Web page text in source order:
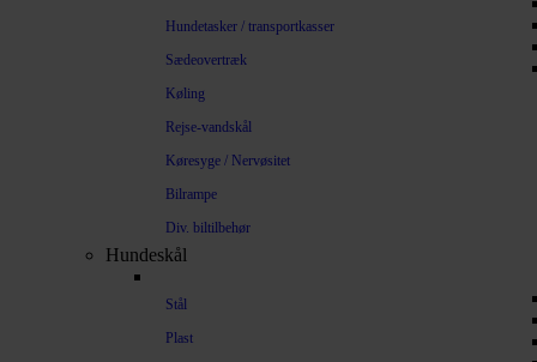
Hundetasker / transportkasser
Sædeovertræk
Køling
Rejse-vandskål
Køresyge / Nervøsitet
Bilrampe
Div. biltilbehør
Hundeskål
Stål
Plast